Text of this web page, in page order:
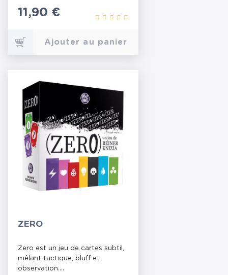
Prix
11,90 €
Ajouter au panier
ZERO
Zero est un jeu de cartes subtil,
mêlant tactique, bluff et
observation....